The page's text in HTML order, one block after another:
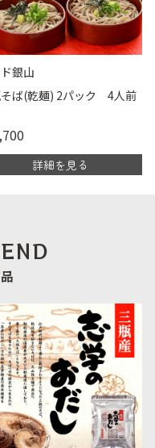
銀山
ば(乾麺) 2パック 4人前
詳細を見る